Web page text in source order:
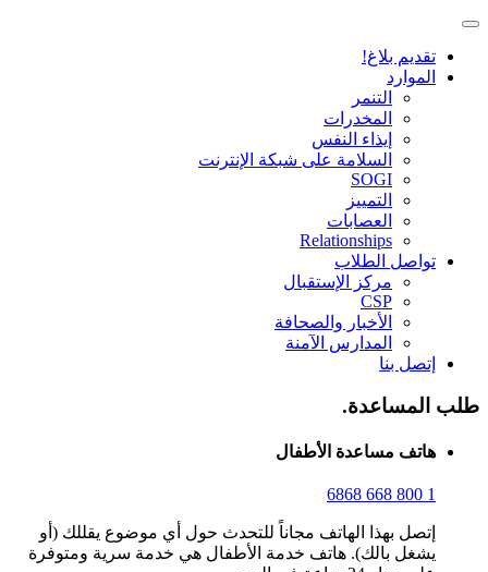
تقديم بلاغ!
الموارد
التنمر
المخدرات
إيذاء النفس
السلامة على شبكة الإنترنت
SOGI
التمييز
العصابات
Relationships
تواصل الطلاب
مركز الإستقبال
CSP
الأخبار والصحافة
المدارس الآمنة
إتصل بنا
طلب المساعدة.
هاتف مساعدة الأطفال
1 800 668 6868
إتصل بهذا الهاتف مجاناً للتحدث حول أي موضوع يقللك (أو
يشغل بالك). هاتف خدمة الأطفال هي خدمة سرية ومتوفرة